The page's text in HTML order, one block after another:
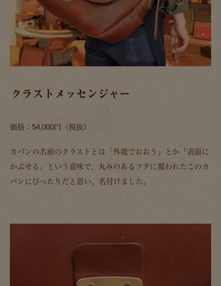
クラストメッセンジャー
価格：54,000円（税抜）
カバンの名前のクラストとは「外殻でおおう」とか「表面に
かぶせる」という意味で、丸みのあるフタに覆われたこのカ
バンにぴったりだと思い、名付けました。